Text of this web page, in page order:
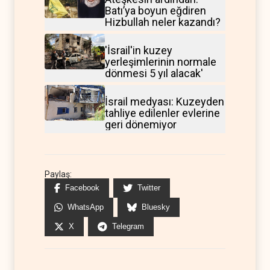
Batı’ya boyun eğdiren
Hizbullah neler kazandı?
'İsrail'in kuzey
yerleşimlerinin normale
dönmesi 5 yıl alacak'
İsrail medyası: Kuzeyden
tahliye edilenler evlerine
geri dönemiyor
Paylaş:
Facebook Twitter
WhatsApp Bluesky
X Telegram